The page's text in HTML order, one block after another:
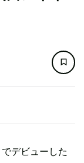
デビューした